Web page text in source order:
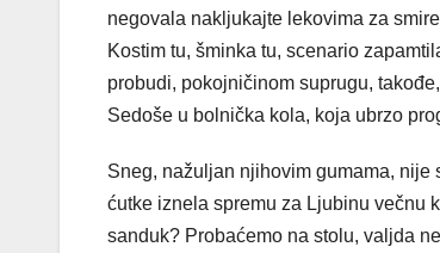
negovala nakljukajte lekovima za
Kostim tu, šminka tu, scenario
probudi, pokojničinom suprugu,
Sedoše u bolnička kola, koja ubrzo
Sneg, nažuljan njihovim gumama, nije
ćutke iznela spremu za Ljubinu večnu
sanduk? Probaćemo na stolu, valjda